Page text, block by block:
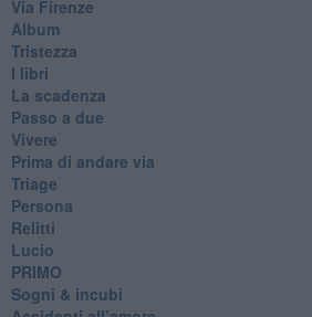
Via Firenze
Album
Tristezza
I libri
La scadenza
Passo a due
Vivere
Prima di andare via
Triage
Persona
Relitti
Lucio
PRIMO
Sogni & incubi